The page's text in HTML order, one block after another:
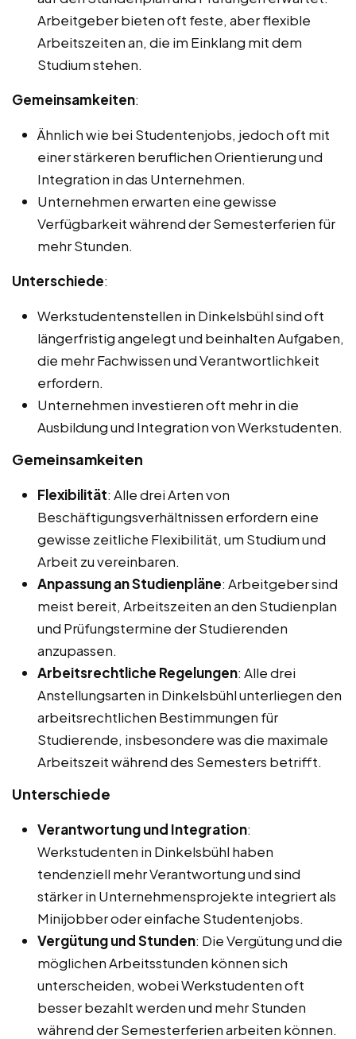
Arbeitgeber bieten oft feste, aber flexible
Arbeitszeiten an, die im Einklang mit dem
Studium stehen.
Gemeinsamkeiten:
Ähnlich wie bei Studentenjobs, jedoch oft mit
einer stärkeren beruflichen Orientierung und
Integration in das Unternehmen.
Unternehmen erwarten eine gewisse
Verfügbarkeit während der Semesterferien für
mehr Stunden.
Unterschiede:
Werkstudentenstellen in Dinkelsbühl sind oft
längerfristig angelegt und beinhalten Aufgaben,
die mehr Fachwissen und Verantwortlichkeit
erfordern.
Unternehmen investieren oft mehr in die
Ausbildung und Integration von Werkstudenten.
Gemeinsamkeiten
Flexibilität: Alle drei Arten von
Beschäftigungsverhältnissen erfordern eine
gewisse zeitliche Flexibilität, um Studium und
Arbeit zu vereinbaren.
Anpassung an Studienpläne: Arbeitgeber sind
meist bereit, Arbeitszeiten an den Studienplan
und Prüfungstermine der Studierenden
anzupassen.
Arbeitsrechtliche Regelungen: Alle drei
Anstellungsarten in Dinkelsbühl unterliegen den
arbeitsrechtlichen Bestimmungen für
Studierende, insbesondere was die maximale
Arbeitszeit während des Semesters betrifft.
Unterschiede
Verantwortung und Integration:
Werkstudenten in Dinkelsbühl haben
tendenziell mehr Verantwortung und sind
stärker in Unternehmensprojekte integriert als
Minijobber oder einfache Studentenjobs.
Vergütung und Stunden: Die Vergütung und die
möglichen Arbeitsstunden können sich
unterscheiden, wobei Werkstudenten oft
besser bezahlt werden und mehr Stunden
während der Semesterferien arbeiten können.